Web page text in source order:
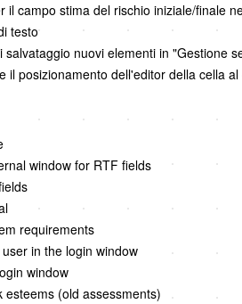
campo stima del rischio iniziale/finale
testo
nuovi elementi in "Gestione
posizionamento dell'editor della cella
window for RTF fields
requirements
in the login window
window
(old assessments)